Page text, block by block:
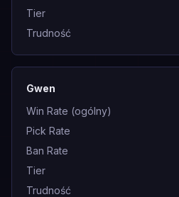
Tier
Trudność
Gwen
Win Rate (ogólny)
Pick Rate
Ban Rate
Tier
Trudność